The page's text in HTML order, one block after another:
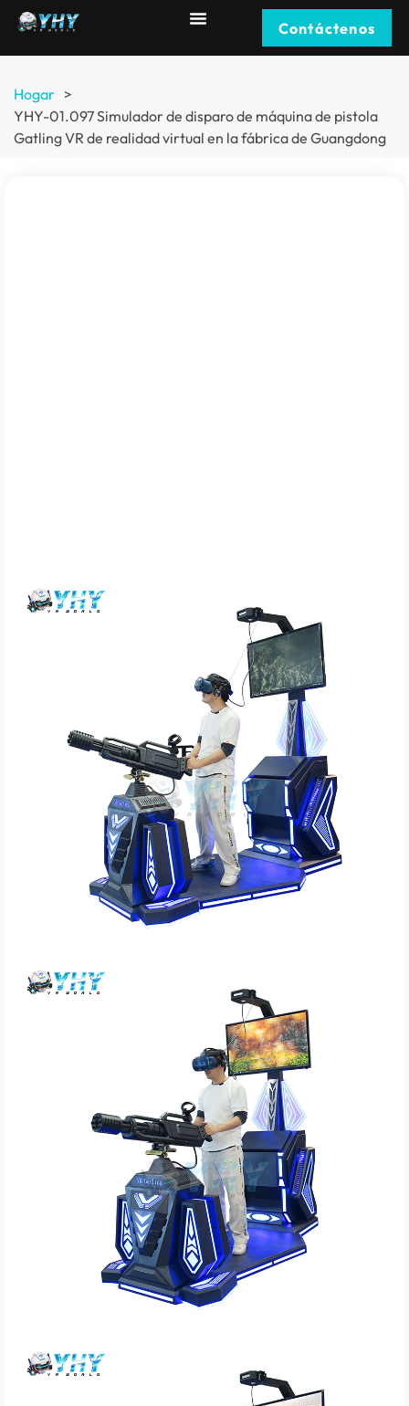
Contáctenos
Hogar >
YHY-01.097 Simulador de disparo de máquina de pistola
Gatling VR de realidad virtual en la fábrica de Guangdong